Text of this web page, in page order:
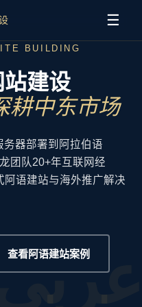
☰
BUILDING
建设
耕中东市场
器部署到阿拉伯语
团队20+年互联网经
语建站与海外推广解决
查看阿语建站案例